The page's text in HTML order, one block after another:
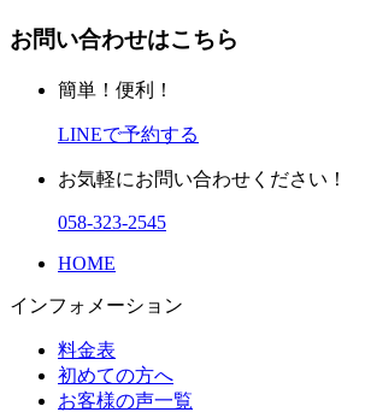
お問い合わせはこちら
簡単！便利！
LINEで予約する
お気軽にお問い合わせください！
058-323-2545
HOME
インフォメーション
料金表
初めての方へ
お客様の声一覧